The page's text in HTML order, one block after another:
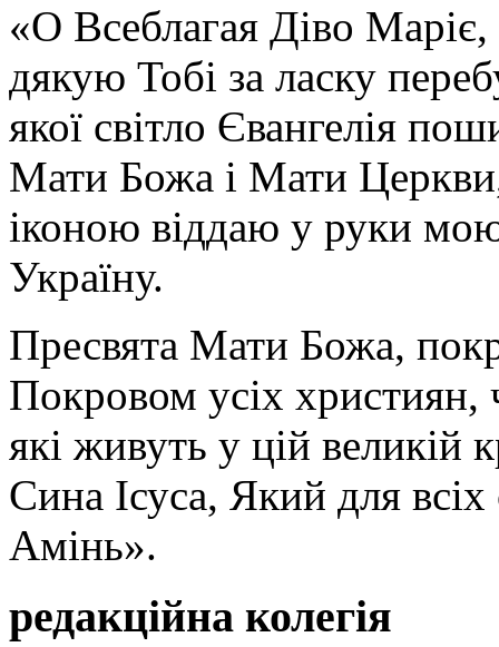
«О Всеблагая Діво
дякую Тобі за ласку
якої світло Євангелія
Мати Божа і Мати
іконою віддаю у руки
Україну.
Пресвята Мати Божа,
Покровом усіх християн,
які живуть у цій великій
Сина Ісуса, Який для
Амінь».
редакційна колегія